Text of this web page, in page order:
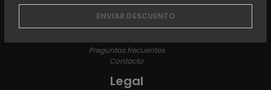
NUTRICIÓN DEPORTIVA
PROMOCIONES
Preguntas frecuentes
Contacto
Legal